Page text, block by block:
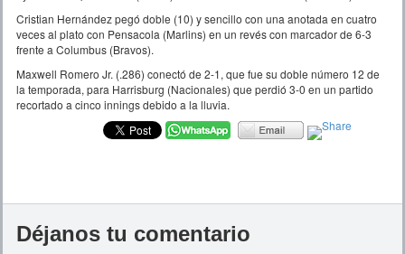
Cristian Hernández pegó doble (10) y sencillo con una anotada en cuatro
veces al plato con Pensacola (Marlins) en un revés con marcador de 6-3
frente a Columbus (Bravos).
Maxwell Romero Jr. (.286) conectó de 2-1, que fue su doble número 12 de
la temporada, para Harrisburg (Nacionales) que perdió 3-0 en un partido
recortado a cinco innings debido a la lluvia.
Déjanos tu comentario